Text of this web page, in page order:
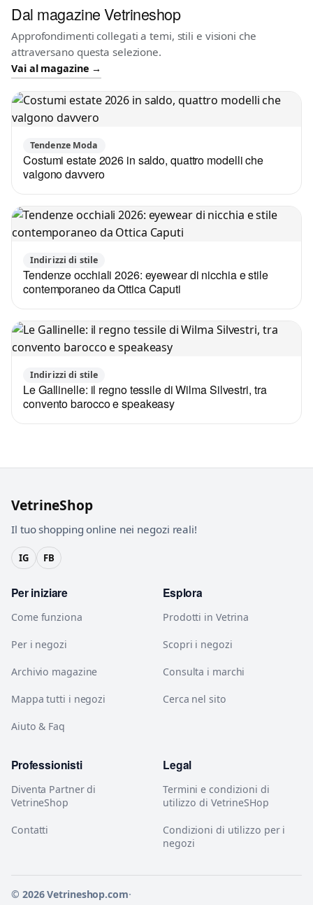
Dal magazine Vetrineshop
Approfondimenti collegati a temi, stili e visioni che
attraversano questa selezione.
Vai al magazine →
Tendenze Moda
Costumi estate 2026 in saldo, quattro modelli che
valgono davvero
Indirizzi di stile
Tendenze occhiali 2026: eyewear di nicchia e stile
contemporaneo da Ottica Caputi
Indirizzi di stile
Le Gallinelle: il regno tessile di Wilma Silvestri, tra
convento barocco e speakeasy
VetrineShop
Il tuo shopping online nei negozi reali!
IG FB
Per iniziare
Come funziona
Per i negozi
Archivio magazine
Mappa tutti i negozi
Aiuto & Faq
Esplora
Prodotti in Vetrina
Scopri i negozi
Consulta i marchi
Cerca nel sito
Professionisti
Diventa Partner di
VetrineShop
Contatti
Legal
Termini e condizioni di
utilizzo di VetrineSHop
Condizioni di utilizzo per i
negozi
© 2026 Vetrineshop.com·